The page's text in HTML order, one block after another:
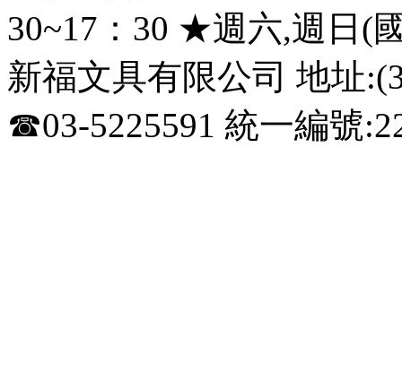
30~17：30 ★週六,週日(
新福文具有限公司 地址
☎03-5225591 統一編號